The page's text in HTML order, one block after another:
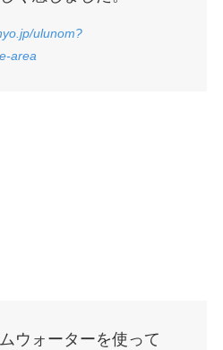
ulunom?
area
ウォーターを使って